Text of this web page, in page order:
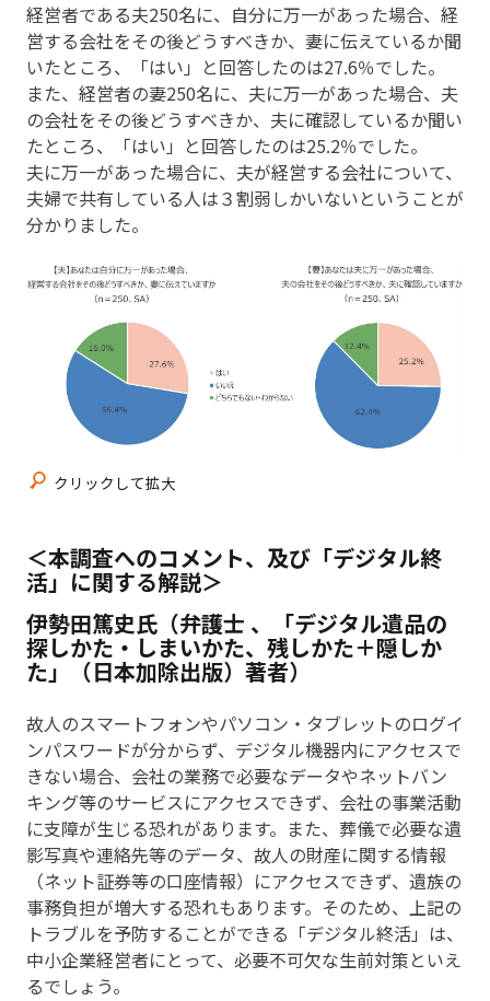
経営者である夫250名に、自分に万一があった場合、経
営する会社をその後どうすべきか、妻に伝えているか聞
いたところ、「はい」と回答したのは27.6％でした。
また、経営者の妻250名に、夫に万一があった場合、夫
の会社をその後どうすべきか、夫に確認しているか聞い
たところ、「はい」と回答したのは25.2％でした。
夫に万一があった場合に、夫が経営する会社について、
夫婦で共有している人は３割弱しかいないということが
分かりました。
クリックして拡大
本調査へのコメント、及び「デジタル終
活」に関する解説
伊勢田篤史氏（弁護士 、「デジタル遺品の
探しかた・しまいかた、残しかた＋隠しか
た」（日本加除出版）著者）
故人のスマートフォンやパソコン・タブレットのログイ
ンパスワードが分からず、デジタル機器内にアクセスで
きない場合、会社の業務で必要なデータやネットバン
キング等のサービスにアクセスできず、会社の事業活動
に支障が生じる恐れがあります。また、葬儀で必要な遺
影写真や連絡先等のデータ、故人の財産に関する情報
（ネット証券等の口座情報）にアクセスできず、遺族の
事務負担が増大する恐れもあります。そのため、上記の
トラブルを予防することができる「デジタル終活」は、
中小企業経営者にとって、必要不可欠な生前対策といえ
るでしょう。